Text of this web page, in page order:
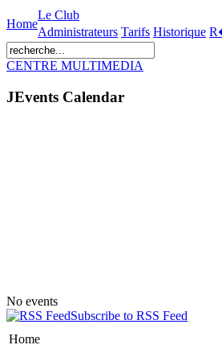
Home
Le Club
Administrateurs Tarifs Historique
CENTRE MULTIMEDIA
JEvents Calendar
No events
Subscribe to RSS Feed
Home